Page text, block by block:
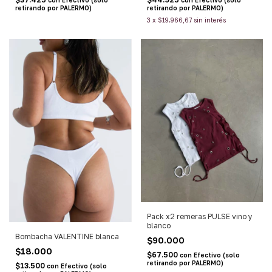
retirando por PALERMO)
retirando por PALERMO)
3 x $19.966,67 sin interés
Bombacha VALENTINE blanca
$18.000
$13.500 con Efectivo (solo
Pack x2 remeras PULSE vino y
blanco
$90.000
$67.500 con Efectivo (solo
retirando por PALERMO)